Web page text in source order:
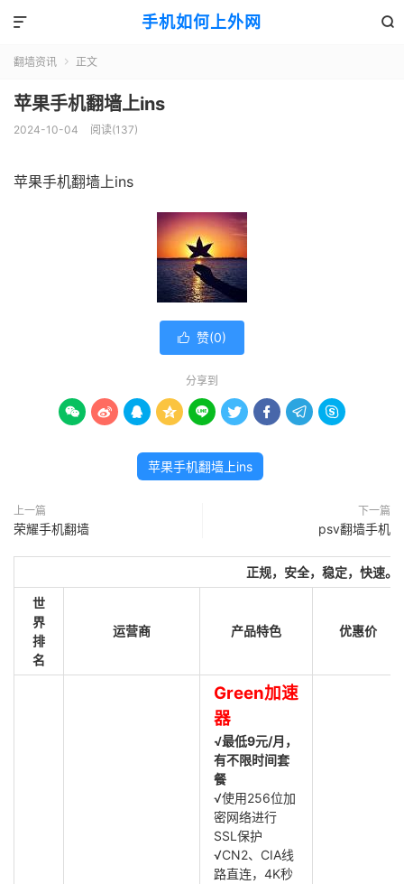
手机如何上外网 

翻墙资讯  正文
苹果手机翻墙上ins
2024-10-04 阅读(137)
苹果手机翻墙上ins
 赞(0)
分享到
        
苹果手机翻墙上ins
上一篇
荣耀手机翻墙
下一篇
psv翻墙手机
正规，安全，稳定，快速。
世
界
排
名
运营商 产品特色 优惠价
Green加速
器
√最低9元/月，
有不限时间套
餐
√使用256位加
密网络进行
SSL保护
√CN2、CIA线
路直连，4K秒